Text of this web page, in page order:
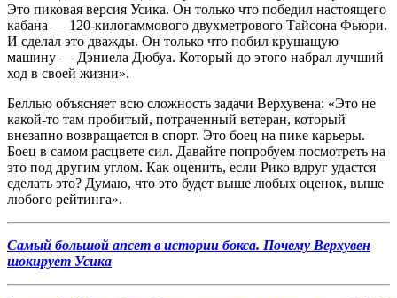
Это пиковая версия Усика. Он только что победил настоящего
кабана — 120-килогаммового двухметрового Тайсона Фьюри.
И сделал это дважды. Он только что побил крушащую
машину — Дэниела Дюбуа. Который до этого набрал лучший
ход в своей жизни».
Беллью объясняет всю сложность задачи Верхувена: «Это не
какой-то там пробитый, потраченный ветеран, который
внезапно возвращается в спорт. Это боец на пике карьеры.
Боец в самом расцвете сил. Давайте попробуем посмотреть на
это под другим углом. Как оценить, если Рико вдруг удастся
сделать это? Думаю, что это будет выше любых оценок, выше
любого рейтинга».
Самый большой апсет в истории бокса. Почему Верхувен
шокирует Усика